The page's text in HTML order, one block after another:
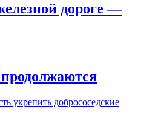
дороге —
укрепить добрососедские